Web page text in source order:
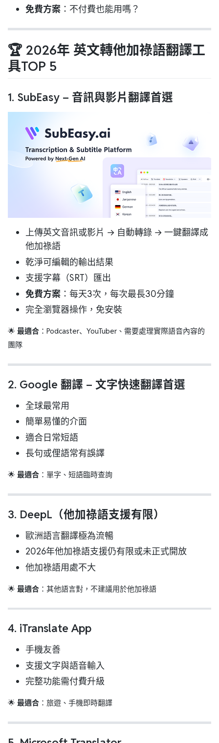
免費方案 ：不付費也能用嗎？
🏆 2026年 英文轉他加祿語翻譯工
具TOP 5
1. SubEasy – 音訊與影片翻譯首選
上傳英文音訊或影片 → 自動轉錄 → 一鍵翻譯成
他加祿語
乾淨可編輯的輸出結果
支援字幕（SRT）匯出
免費方案 ：每天3次，每次最長30分鐘
完全瀏覽器操作，免安裝
🌟 最適合 ：Podcaster、YouTuber、需要處理實際語音內容的
團隊
2. Google 翻譯 – 文字快速翻譯首選
全球最常用
簡單易懂的介面
適合日常短語
長句或俚語常有誤譯
🌟 最適合 ：單字、短語臨時查詢
3. DeepL（他加祿語支援有限）
歐洲語言翻譯極為流暢
2026年他加祿語支援仍有限或未正式開放
他加祿語用處不大
🌟 最適合 ：其他語言對，不建議用於他加祿語
4. iTranslate App
手機友善
支援文字與語音輸入
完整功能需付費升級
🌟 最適合 ：旅遊、手機即時翻譯